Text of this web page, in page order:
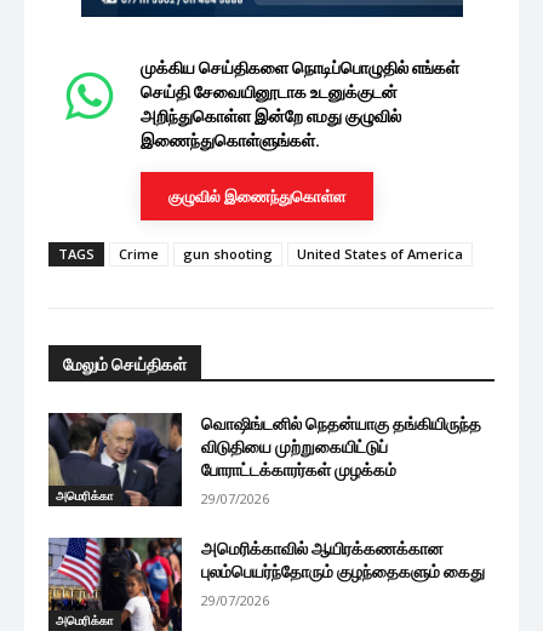
முக்கிய செய்திகளை நொடிப்பொழுதில் எங்கள்
செய்தி சேவையினூடாக உடனுக்குடன்
அறிந்துகொள்ள இன்றே எமது குழுவில்
இணைந்துகொள்ளுங்கள்.
குழுவில் இணைந்துகொள்ள
TAGS Crime gun shooting United States of America
மேலும் செய்திகள்
அமெரிக்கா
வொஷிங்டனில் நெதன்யாகு தங்கியிருந்த
விடுதியை முற்றுகையிட்டுப்
போராட்டக்காரர்கள் முழக்கம்
29/07/2026
அமெரிக்கா
அமெரிக்காவில் ஆயிரக்கணக்கான
புலம்பெயர்ந்தோரும் குழந்தைகளும் கைது
29/07/2026